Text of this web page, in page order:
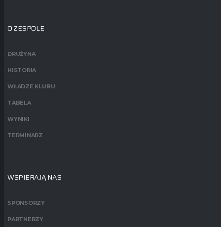
O ZESPOLE
DRUŻYNA
HISTORIA
WŁADZE KLUBU
TABELA
WYNIKI
TERMINARZ
WSPIERAJĄ NAS
SPONSORZY
PARTNERZY